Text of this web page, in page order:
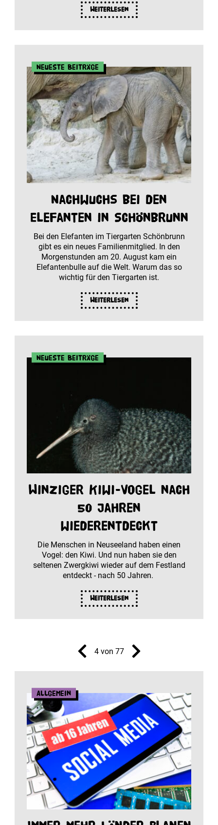
Weiterlesen
Neueste Beiträge
Nachwuchs bei den
Elefanten in Schönbrunn
Bei den Elefanten im Tiergarten Schönbrunn
gibt es ein neues Familienmitglied. In den
Morgenstunden am 20. August kam ein
Elefantenbulle auf die Welt. Warum das so
wichtig für den Tiergarten ist.
Weiterlesen
Neueste Beiträge
Winziger Kiwi-Vogel nach
50 Jahren
wiederentdeckt
Die Menschen in Neuseeland haben einen
Vogel: den Kiwi. Und nun haben sie den
seltenen Zwergkiwi wieder auf dem Festland
entdeckt - nach 50 Jahren.
Weiterlesen
4 von 77
Allgemein